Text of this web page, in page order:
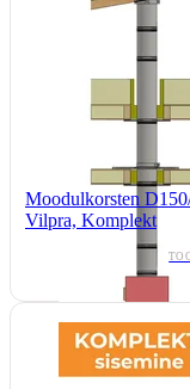
Moodulkorsten
Vilpra, Komplekt